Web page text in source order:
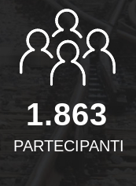
1.863
PARTECIPANTI